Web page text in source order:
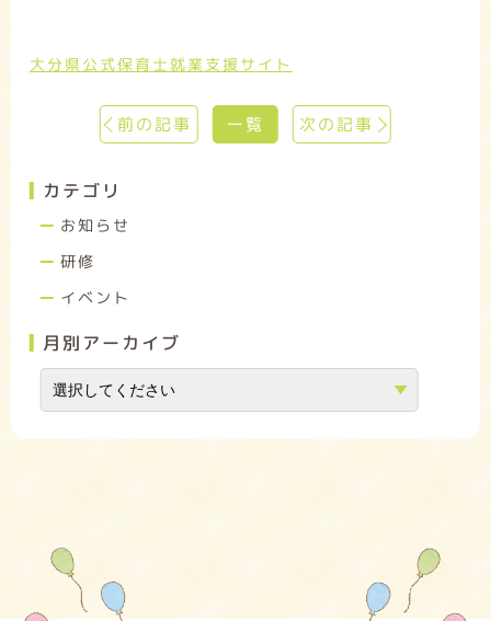
大分県公式保育士就業支援サイト
前の記事 一覧 次の記事
カテゴリ
お知らせ
研修
イベント
月別アーカイブ